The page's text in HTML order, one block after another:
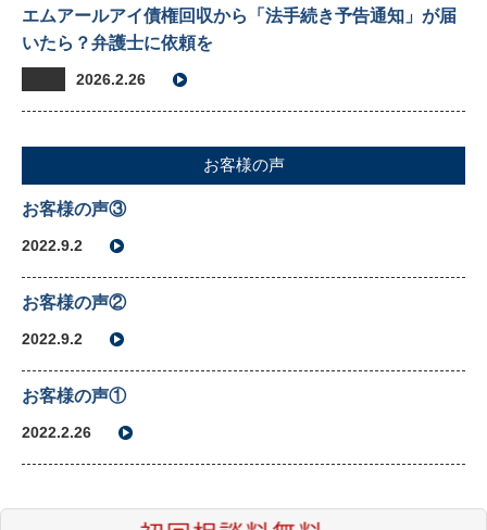
エムアールアイ債権回収から「法手続き予告通知」が届
いたら？弁護士に依頼を
2026.2.26
お客様の声
お客様の声③
2022.9.2
お客様の声②
2022.9.2
お客様の声①
2022.2.26